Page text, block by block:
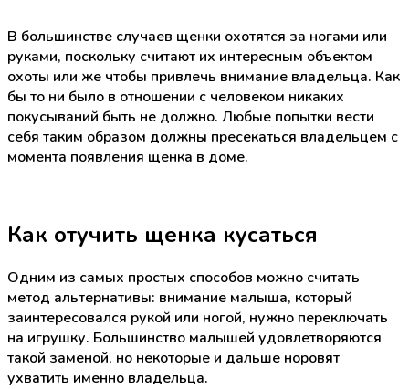
В большинстве случаев щенки охотятся за ногами или
руками, поскольку считают их интересным объектом
охоты или же чтобы привлечь внимание владельца. Как
бы то ни было в отношении с человеком никаких
покусываний быть не должно. Любые попытки вести
себя таким образом должны пресекаться владельцем с
момента появления щенка в доме.
Как отучить щенка кусаться
Одним из самых простых способов можно считать
метод альтернативы: внимание малыша, который
заинтересовался рукой или ногой, нужно переключать
на игрушку. Большинство малышей удовлетворяются
такой заменой, но некоторые и дальше норовят
ухватить именно владельца.